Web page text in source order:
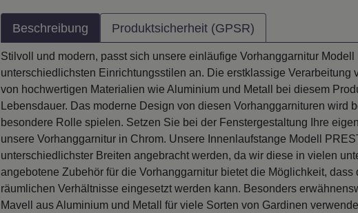
Beschreibung Produktsicherheit (GPSR)
Stilvoll und modern, passt sich unsere einläufige Vorhanggarnitur
unterschiedlichsten Einrichtungsstilen an. Die erstklassige
von hochwertigen Materialien wie Aluminium und Metall bei diesem
Lebensdauer. Das moderne Design von diesen Vorhanggarnituren wird
besondere Rolle spielen. Setzen Sie bei der Fenstergestaltung Ihre
unsere Vorhanggarnitur in Chrom. Unsere Innenlaufstange Modell
unterschiedlichster Breiten angebracht werden, da wir diese in vielen
angebotene Zubehör für die Vorhanggarnitur bietet die Möglichkeit,
räumlichen Verhältnisse eingesetzt werden kann. Besonders
Mavell aus Aluminium und Metall für viele Sorten von Gardinen